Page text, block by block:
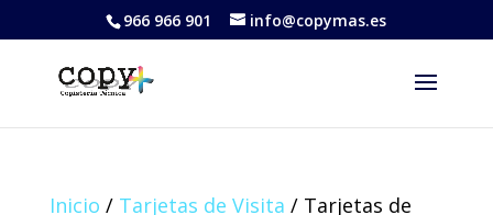
966 966 901 info@copymas.es
Inicio / Tarjetas de Visita / Tarjetas de